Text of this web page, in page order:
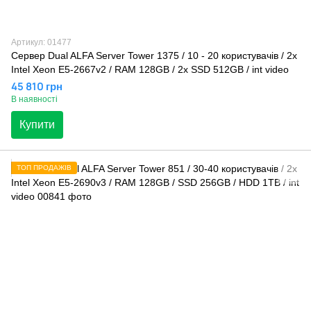
Артикул: 01477
Сервер Dual ALFA Server Tower 1375 / 10 - 20 користувачів / 2х
Intel Xeon E5-2667v2 / RAM 128GB / 2x SSD 512GB / int video
45 810 грн
В наявності
Купити
ТОП ПРОДАЖІВ